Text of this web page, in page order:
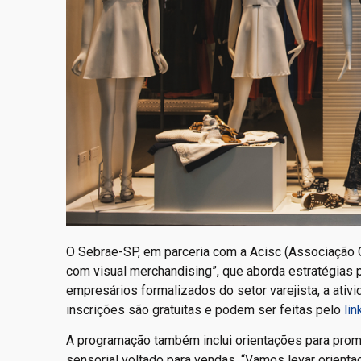
O Sebrae-SP, em parceria com a Acisc
com visual merchandising”, que aborda
empresários formalizados do setor varejista, a
inscrições são gratuitas e podem ser feitas pelo
A programação também inclui orientações para